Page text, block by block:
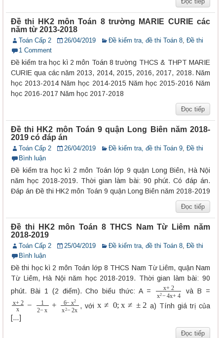
Đề thi HK2 môn Toán 8 trường MARIE CURIE các
năm từ 2013-2018
Toán Cấp 2 26/04/2019 Đề kiểm tra, đề thi Toán 8 Đề thi
1 Comment
Đề kiểm tra học kì 2 môn Toán 8 trường THCS & THPT MARIE
CURIE qua các năm 2013, 2014, 2015, 2016, 2017, 2018. Năm
học 2013-2014 Năm học 2014-2015 Năm học 2015-2016 Năm
học 2016-2017 Năm học 2017-2018
Đọc tiếp
Đề thi HK2 môn Toán 9 quận Long Biên năm 2018-
2019 có đáp án
Toán Cấp 2 26/04/2019 Đề kiểm tra, đề thi Toán 9 Đề thi
Bình luận
Đề kiểm tra học kì 2 môn Toán lớp 9 quận Long Biên, Hà Nội
năm học 2018-2019. Thời gian làm bài: 90 phút. Có đáp án.
Đáp án Đề thi HK2 môn Toán 9 quận Long Biên năm 2018-2019
Đọc tiếp
Đề thi HK2 môn Toán 8 THCS Nam Từ Liêm năm
2018-2019
Toán Cấp 2 25/04/2019 Đề kiểm tra, đề thi Toán 8 Đề thi
Bình luận
Đề thi học kì 2 môn Toán lớp 8 THCS Nam Từ Liêm, quận Nam
Từ Liêm, Hà Nội năm học 2018-2019. Thời gian làm bài: 90
phút. Bài 1 (2 điểm). Cho biểu thức: A =
+2x2 +
và B =
x+ 2 2− + −x 2x 2x
, với 0 x≠
a) Tính giá trị của
[…]
Đọc tiếp